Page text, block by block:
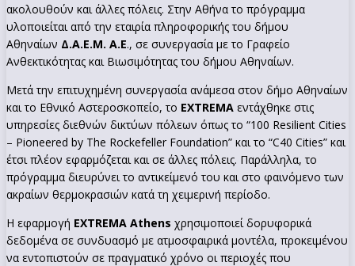
ακολουθούν και άλλες πόλεις. Στην Αθήνα το πρόγραμμα
υλοποιείται από την εταιρία πληροφορικής του δήμου
Αθηναίων Δ.Α.Ε.Μ. Α.Ε., σε συνεργασία με το Γραφείο
Ανθεκτικότητας και Βιωσιμότητας του δήμου Αθηναίων.
Μετά την επιτυχημένη συνεργασία ανάμεσα στον δήμο Αθηναίων
και το Εθνικό Αστεροσκοπείο, το EXTREMA εντάχθηκε στις
υπηρεσίες διεθνών δικτύων πόλεων όπως το “100 Resilient Cities
– Pioneered by The Rockefeller Foundation” και το “C40 Cities” και
έτσι πλέον εφαρμόζεται και σε άλλες πόλεις. Παράλληλα, το
πρόγραμμα διευρύνει το αντικείμενό του και στο φαινόμενο των
ακραίων θερμοκρασιών κατά τη χειμερινή περίοδο.
Η εφαρμογή EXTREMA Athens χρησιμοποιεί δορυφορικά
δεδομένα σε συνδυασμό με ατμοσφαιρικά μοντέλα, προκειμένου
να εντοπιστούν σε πραγματικό χρόνο οι περιοχές που